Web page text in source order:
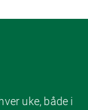
uke, både i